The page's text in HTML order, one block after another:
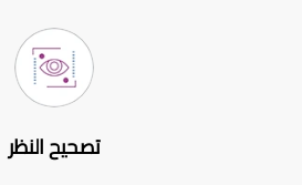
تصحيح النظر